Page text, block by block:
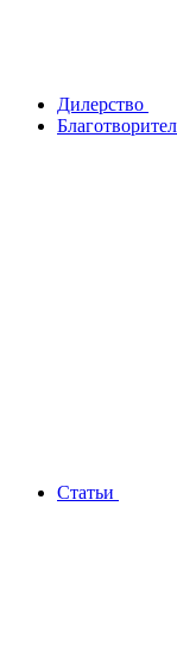
Дилерство
Статьи